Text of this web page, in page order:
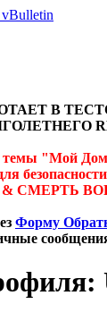
В
темы "Мой
СМЕРТЬ
Форму